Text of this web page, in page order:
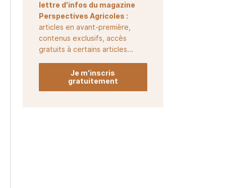
lettre d'infos du magazine
Perspectives Agricoles :
articles en avant-première,
contenus exclusifs, accès
gratuits à certains articles...
Je m'inscris
gratuitement